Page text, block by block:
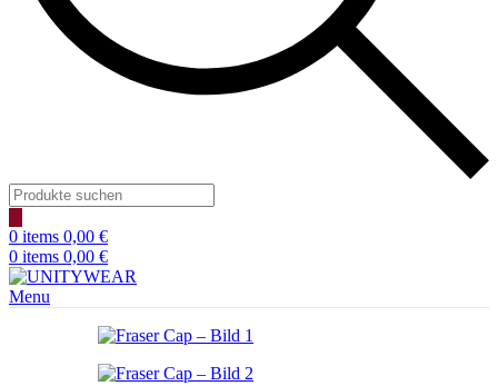
Products
search
0 items 0,00 €
0 items 0,00 €
Menu